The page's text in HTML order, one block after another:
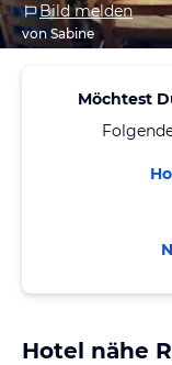
Bild melden
von Sabine
Möchtest
Hotel nähe